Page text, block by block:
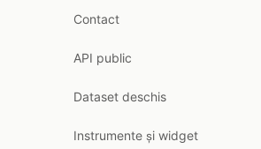
Contact
API public
Dataset deschis
Instrumente și widget